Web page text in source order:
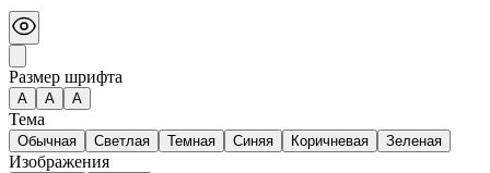
Размер шрифта
А A A
Тема
Обычная Светлая Темная Синяя Коричневая Зеленая
Изображения